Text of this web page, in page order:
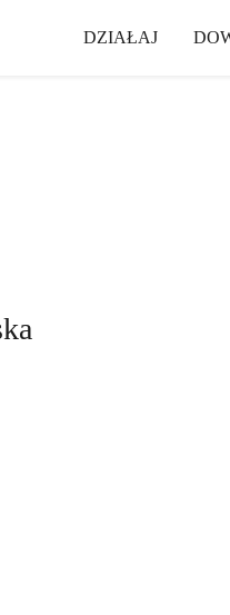
DZIAŁAJ